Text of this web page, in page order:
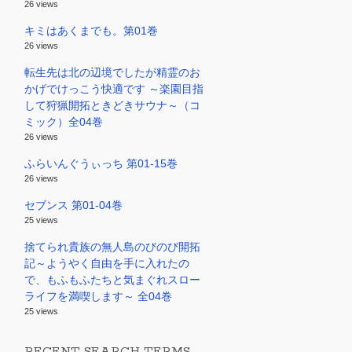
26 views
キミはあくまでも。第01巻
26 views
転生先は北の辺境でしたが精霊のお
かげでけっこう快適です ～楽園目指
して狩猟開拓ときどきサウナ～（コ
ミック）全04巻
26 views
ふらいんぐうぃっち 第01-15巻
26 views
セブンス 第01-04巻
25 views
捨てられ貴族の無人島のびのび開拓
記～ようやく自由を手に入れたの
で、もふもふたちと気まぐれスロー
ライフを満喫します～ 全04巻
25 views